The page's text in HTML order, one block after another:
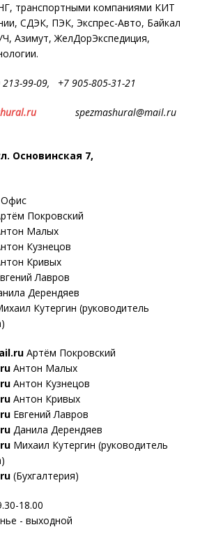
транспортными компаниями КИТ
СДЭК, ПЭК, Экспрес-Авто, Байкал
Азимут, ЖелДорЭкспедиция,
99-09, +7 905-805-31-21
spezmashural@mail.ru
Основинская 7,
Покровский
Малых
Кузнецов
Кривых
Лавров
Дерендяев
Кутергин (руководитель
Артём Покровский
Антон Малых
Антон Кузнецов
Антон Кривых
Евгений Лавров
Данила Дерендяев
Михаил Кутергин (руководитель
(Бухгалтерия)
18.00
- выходной